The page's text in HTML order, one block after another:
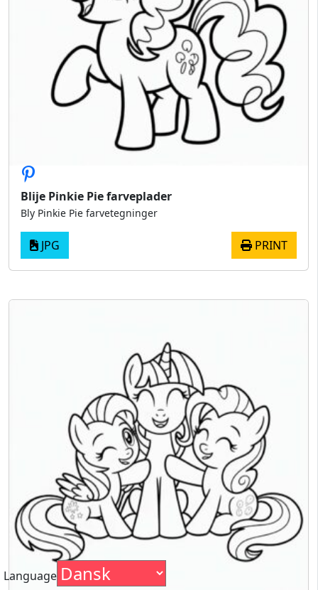
Blije Pinkie Pie farveplader
Bly Pinkie Pie farvetegninger
JPG PRINT
Language